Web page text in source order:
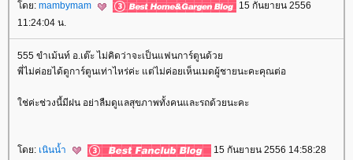
ดย: mambymam
15 กันยายน 2556
11:24:04 น.
555 ขำเม้นท์ อ.เต๊ะ ไม่คิดว่าจะเป็นแฟนการ์ตูนด้ว
พี่ไม่ค่อยได้ดูการ์ตูนเท่าไหร่ค่ะ แต่ไม่ค่อยเห็นเมดผู้ชายนะคะคุณต่อ
ช่ค่ะช่วงนี้มีฝน อย่าลืมดูแลสุขภาพทั้งคนและรถด้วยนะคะ
ดย: เนินน้ำ
15 กันยายน 2556 14:58:28